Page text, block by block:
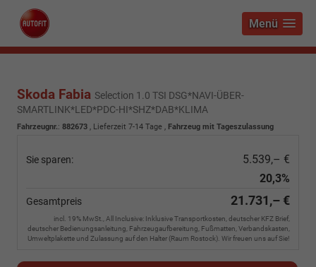
Menü
Skoda Fabia Selection 1.0 TSI DSG*NAVI-ÜBER-
SMARTLINK*LED*PDC-HI*SHZ*DAB*KLIMA
Fahrzeugnr.: 882673 , Lieferzeit 7-14 Tage , Fahrzeug mit Tageszulassung
Sie sparen:
5.539,– €
20,3%
Gesamtpreis 21.731,– €
incl. 19% MwSt., All Inclusive: Inklusive Transportkosten, deutscher KFZ Brief,
deutscher Bedienungsanleitung, Fahrzeugaufbereitung, Fußmatten, Verbandskasten,
Umweltplakette und Zulassung auf den Halter (Raum Rostock). Wir freuen uns auf Sie!